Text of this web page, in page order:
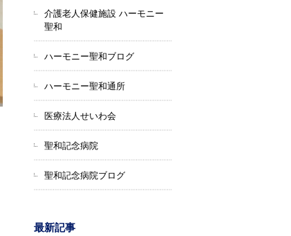
介護老人保健施設 ハーモニー
聖和
ハーモニー聖和ブログ
ハーモニー聖和通所
医療法人せいわ会
聖和記念病院
聖和記念病院ブログ
最新記事